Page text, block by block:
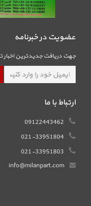
عضویت در خبرنامه
جهت دریافت جدیدترین اخبار
ارتباط با ما
09122443462
021-33951804
021-33951803
info@milanpart.com